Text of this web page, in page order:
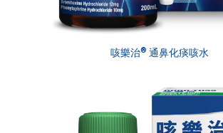
咳樂治® 通鼻化痰咳水